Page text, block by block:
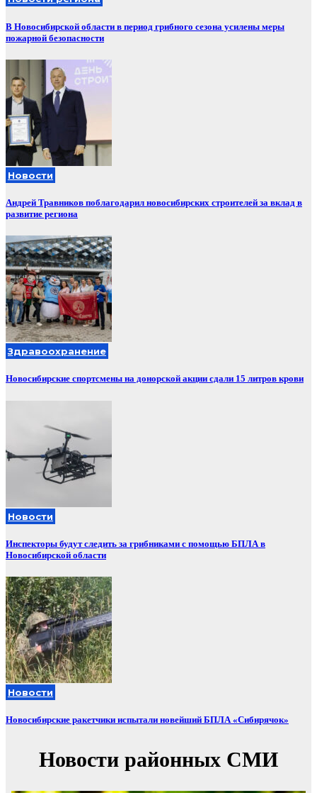
В Новосибирской области в период грибного сезона усилены меры
пожарной безопасности
Новости
Андрей Травников поблагодарил новосибирских строителей за вклад в
развитие региона
Здравоохранение
Новосибирские спортсмены на донорской акции сдали 15 литров крови
Новости
Инспекторы будут следить за грибниками с помощью БПЛА в
Новосибирской области
Новости
Новосибирские ракетчики испытали новейший БПЛА «Сибирячок»